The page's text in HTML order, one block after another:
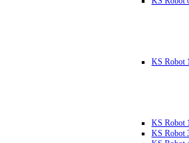
KS Robot
KS Robot
KS Robot